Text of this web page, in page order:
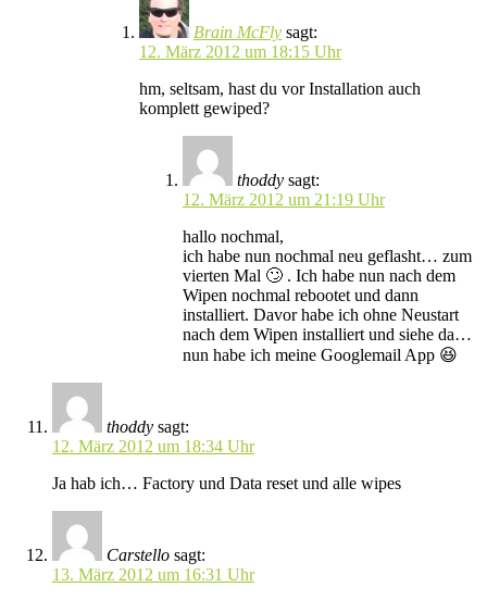
Brain McFly sagt:
12. März 2012 um 18:15 Uhr
hm, seltsam, hast du vor Installation auch
komplett gewiped?
thoddy sagt:
12. März 2012 um 21:19 Uhr
hallo nochmal,
ich habe nun nochmal neu geflasht… zum
vierten Mal 🙄 . Ich habe nun nach dem
Wipen nochmal rebootet und dann
installiert. Davor habe ich ohne Neustart
nach dem Wipen installiert und siehe da…
nun habe ich meine Googlemail App 😆
thoddy sagt:
12. März 2012 um 18:34 Uhr
Ja hab ich… Factory und Data reset und alle wipes
Carstello sagt:
13. März 2012 um 16:31 Uhr